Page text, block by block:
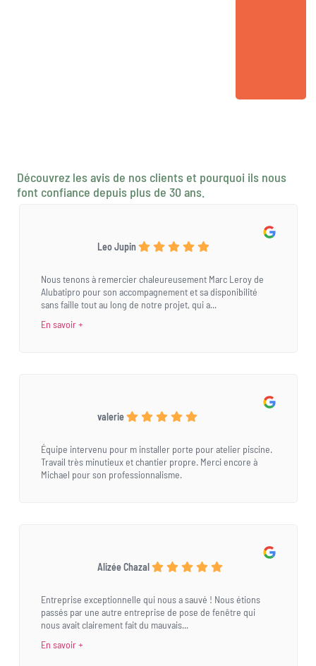
Découvrez les avis de nos clients et pourquoi ils nous
font confiance depuis plus de 30 ans.
Leo Jupin
Nous tenons à remercier chaleureusement Marc Leroy de
Alubatipro pour son accompagnement et sa disponibilité
sans faille tout au long de notre projet, qui a...
En savoir +
valerie
Équipe intervenu pour m installer porte pour atelier piscine.
Travail très minutieux et chantier propre. Merci encore à
Michael pour son professionnalisme.
Alizée Chazal
Entreprise exceptionnelle qui nous a sauvé ! Nous étions
passés par une autre entreprise de pose de fenêtre qui
nous avait clairement fait du mauvais...
En savoir +